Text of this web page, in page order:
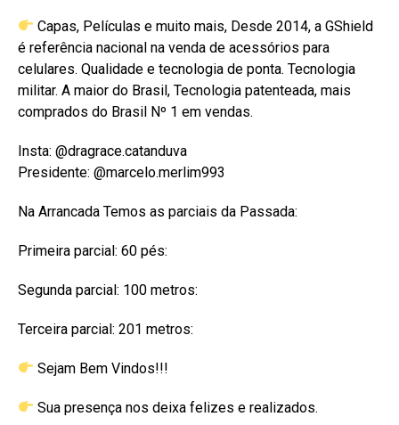
Capas, Películas e muito mais, Desde 2014, a GShield
é referência nacional na venda de acessórios para
celulares. Qualidade e tecnologia de ponta. Tecnologia
militar. A maior do Brasil, Tecnologia patenteada, mais
comprados do Brasil Nº 1 em vendas.
Insta: @dragrace.catanduva
Presidente: @marcelo.merlim993
Na Arrancada Temos as parciais da Passada:
Primeira parcial: 60 pés:
Segunda parcial: 100 metros:
Terceira parcial: 201 metros:
Sejam Bem Vindos!!!
Sua presença nos deixa felizes e realizados.